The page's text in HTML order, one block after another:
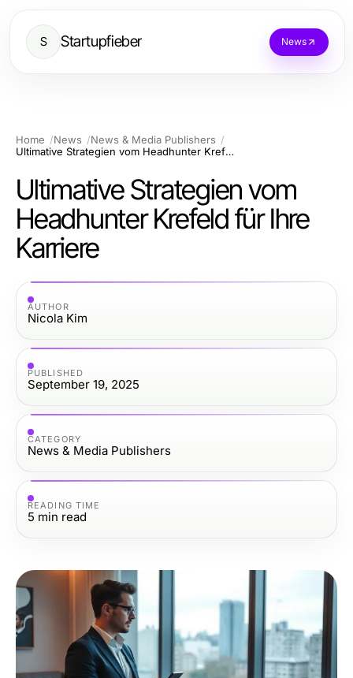
S Startupfieber News
Home News
News & Media Publishers
Ultimative Strategien vom Headhunter Krefeld für Ihre Karriere
Ultimative Strategien vom
Headhunter Krefeld für Ihre
Karriere
AUTHOR
Nicola Kim
PUBLISHED
September 19, 2025
CATEGORY
News & Media Publishers
READING TIME
5 min read